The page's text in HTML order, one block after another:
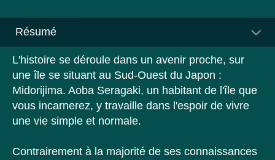
Résumé
L'histoire se déroule dans un avenir proche, sur
une île se situant au Sud-Ouest du Japon :
Midorijima. Aoba Seragaki, un habitant de l'île que
vous incarnerez, y travaille dans l'espoir de vivre
une vie simple et normale.
Contrairement à la majorité de ses connaissances